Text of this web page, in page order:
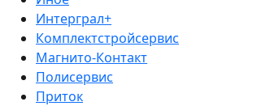
Интерграл+
Комплектстройсервис
Магнито-Контакт
Полисервис
Приток